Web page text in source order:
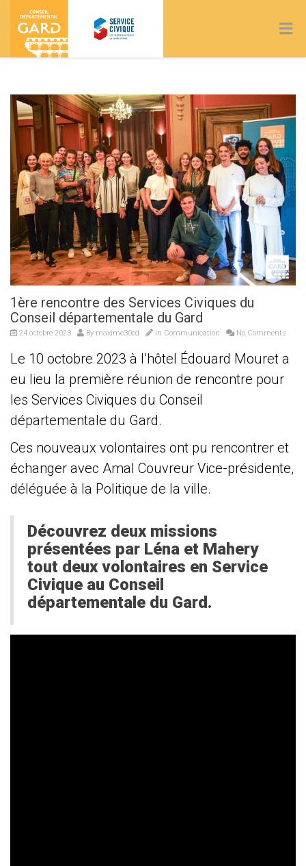
1ère rencontre des Services Civiques du
Conseil départementale du Gard
24 octobre 2023 By maxime30cd In Communication No Comments
Le 10 octobre 2023 à l’hôtel Édouard Mouret a
eu lieu la première réunion de rencontre pour
les Services Civiques du Conseil
départementale du Gard.
Ces nouveaux volontaires ont pu rencontrer et
échanger avec Amal Couvreur Vice-présidente,
déléguée à la Politique de la ville.
Découvrez deux missions
présentées par Léna et Mahery
tout deux volontaires en Service
Civique au Conseil
départementale du Gard.